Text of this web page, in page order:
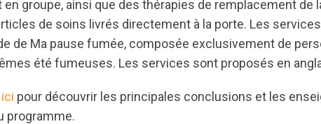
en groupe, ainsi que des thérapies de remplacement de
de soins livrés directement à la porte. Les
de Ma pause fumée, composée exclusivement de
été fumeuses. Les services sont proposés en
pour découvrir les principales conclusions et les
programme.